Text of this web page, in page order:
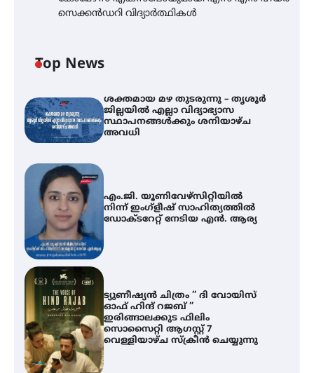
സെക്കൻഡറി വിദ്യാർത്ഥികൾ
Top News
ശക്തമായ മഴ തുടരുന്നു – തൃശൂർ
ജില്ലയിൽ എല്ലാ വിദ്യാഭ്യാസ
സ്ഥാപനങ്ങൾക്കും ശനിയാഴ്ച
അവധി
എം.ജി. യൂണിവേഴ്‌സിറ്റിയിൽ
നിന്ന് ഇംഗ്ളീഷ് സാഹിത്യത്തിൽ
ഡോക്ടറേറ്റ് നേടിയ എൻ. ആര്യ
ട്യുണീഷ്യൻ ചിത്രം ” ദി വോയിസ്
ഓഫ് ഹിന്ദ് റജബ് ”
ഇരിങ്ങാലക്കുട ഫിലിം
സൊസൈറ്റി ആഗസ്റ്റ് 7
വെള്ളിയാഴ്ച സ്‌ക്രീൻ ചെയ്യുന്നു